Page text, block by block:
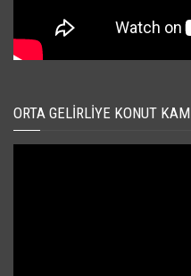
ORTA GELIRLIYE KONUT